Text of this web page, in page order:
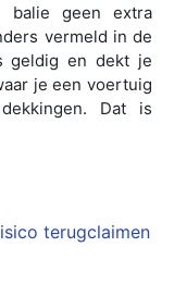
geen extra
vermeld in de
geldig en dekt je
je een voertuig
Dat is
terugclaimen